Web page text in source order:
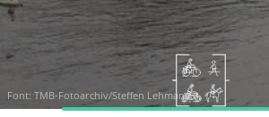
Font: TMB-Fotoarchiv/Steffen Lehmann